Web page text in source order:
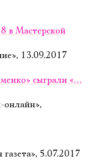
в Мастерской
13.09.2017
сыграли «…
онлайн»,
5.07.2017